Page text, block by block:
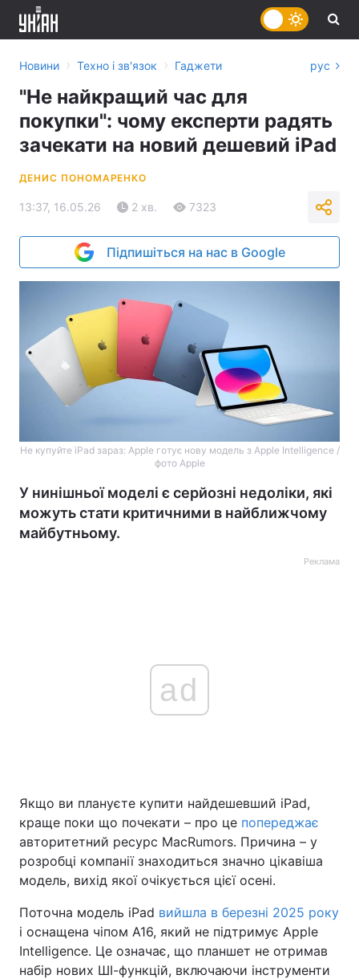
Україна Політика
Економіка Світ
Техно і зв'язок Лайт
Зброя Інциденти
Новини › Техно і зв'язок › Гаджети рус
"Не найкращий час для
покупки": чому експерти радять
зачекати на новий дешевий iPad
ДЕНИС ПОНОМАРЕНКО
13:37, 16.05.26 2 хв. 7323
Підпишіться на нас в Google
Не купуйте iPad зараз: Apple готує нову модель з Apple Intelligence /
фото Apple
У нинішньої моделі є серйозні недоліки, які
можуть стати критичними в найближчому
майбутньому.
Реклама
ad
Якщо ви плануєте купити найдешевший iPad,
краще поки що почекати – про це попереджає
авторитетний ресурс MacRumors. Причина – у
розробці компанії знаходиться значно цікавіша
модель, вихід якої очікується цієї осені.
Поточна модель iPad вийшла в березні 2025 року
і оснащена чіпом A16, який не підтримує Apple
Intelligence. Це означає, що планшет не отримав
набір нових ШІ-функцій, включаючи інструменти